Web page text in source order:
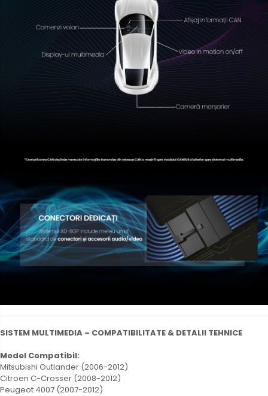
SISTEM MULTIMEDIA – COMPATIBILITATE & DETALII TEHNICE
Model Compatibil:
Mitsubishi Outlander (2006-2012)
Citroen C-Crosser (2008-2012)
Peugeot 4007 (2007-2012)